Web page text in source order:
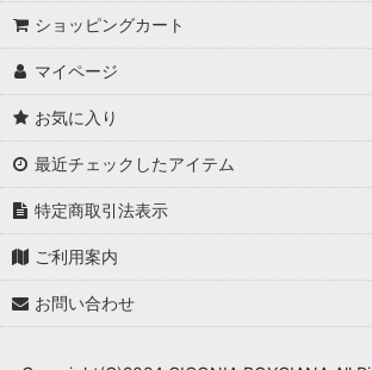
ショッピングカート
マイページ
お気に入り
最近チェックしたアイテム
特定商取引法表示
ご利用案内
お問い合わせ